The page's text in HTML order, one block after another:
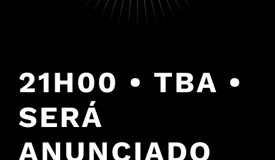
21H00 • TBA •
SERÁ
ANUNCIADO